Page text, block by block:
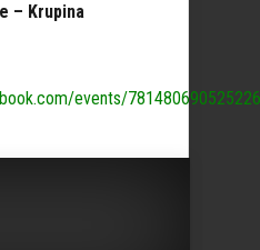
– Krupina
events/781480690525226